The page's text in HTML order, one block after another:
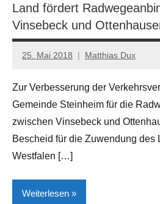
Land fördert
Vinsebeck und
25. Mai 2018 Matthias Dux
Zur Verbesserung der
Gemeinde Steinheim für die
zwischen Vinsebeck und
Bescheid für die Zuwendung des
Westfalen […]
Weiterlesen